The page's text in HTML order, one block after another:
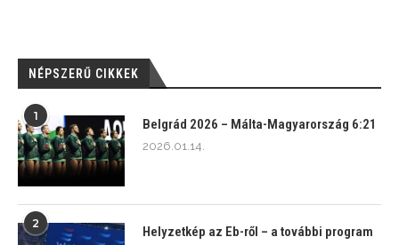
NÉPSZERŰ CIKKEK
1
Belgrád 2026 – Málta-Magyarország 6:21
2026.01.14.
2
Helyzetkép az Eb-ről – a további program